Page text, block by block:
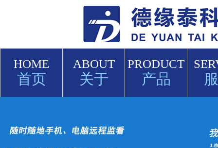
HOME
首页
ABOUT
关于
PRODUCT
产品